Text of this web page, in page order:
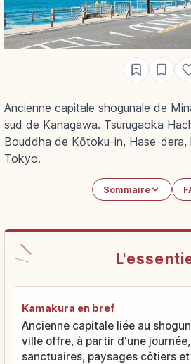
Ancienne capitale shogunale de
sud de Kanagawa. Tsurugaoka
Bouddha de Kōtoku-in, Hase-dera,
Tokyo.
Sommaire
Kamakura en bref
Ancienne capitale liée au
ville offre, à partir d'une
sanctuaires, paysages côtiers